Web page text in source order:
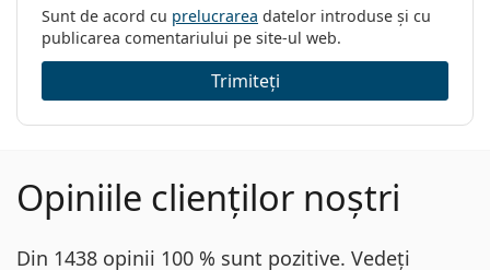
Sunt de acord cu prelucrarea datelor introduse și cu
publicarea comentariului pe site-ul web.
Trimiteți
Opiniile clienților noștri
Din 1438 opinii 100 % sunt pozitive. Vedeți